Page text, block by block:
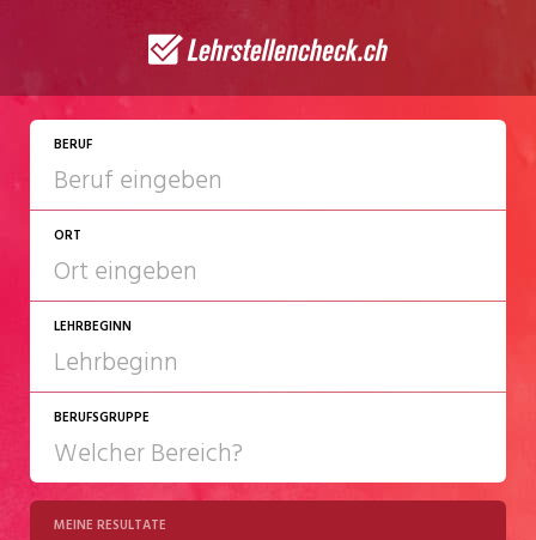
BERUF
ORT
LEHRBEGINN
2027
2028
BERUFSGRUPPE
Chemie/Pharma
MEINE RESULTATE